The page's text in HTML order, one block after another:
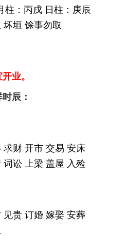
柱：丙戌 日柱：庚辰
坏垣 馀事勿取
业。
辰：
财 开市 交易 安床
讼 上梁 盖屋 入殓
见贵 订婚 嫁娶 安葬